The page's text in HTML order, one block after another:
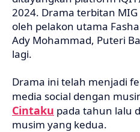
2024. Drama terbitan
oleh pelakon utama
Ady Mohammad, Puteri
lagi.
Drama ini telah menjadi
media social dengan
Cintaku pada tahun lalu
musim yang kedua.